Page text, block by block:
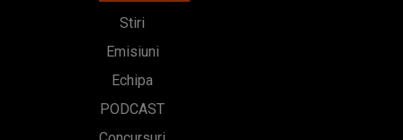
Stiri
Emisiuni
Echipa
PODCAST